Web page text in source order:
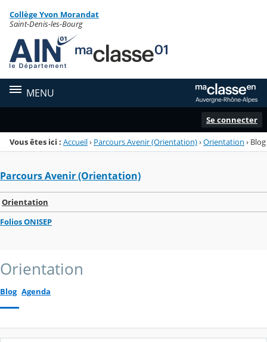
Menu de la rubrique
Contenu
Collège Yvon Morandat
Saint-Denis-les-Bourg
MENU
Se connecter
Vous êtes ici : Accueil› Parcours Avenir (Orientation)›Orientation › Blog
Parcours Avenir (Orientation)
Orientation
Folios ONISEP
Orientation
Blog Agenda